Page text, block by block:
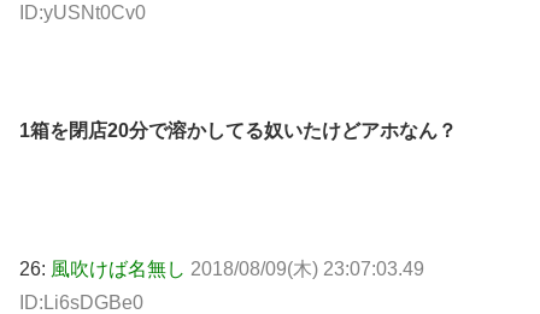
ID:yUSNt0Cv0
1箱を閉店20分で溶かしてる奴いたけどアホなん？
26: 風吹けば名無し 2018/08/09(木) 23:07:03.49
ID:Li6sDGBe0